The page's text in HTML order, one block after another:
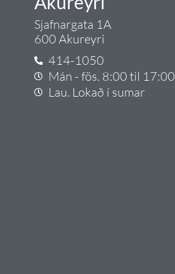
Sjafnargata 1A
600 Akureyri
414-1050
Mán - fös. 8:00 til 17:00
Lau. Lokað í sumar